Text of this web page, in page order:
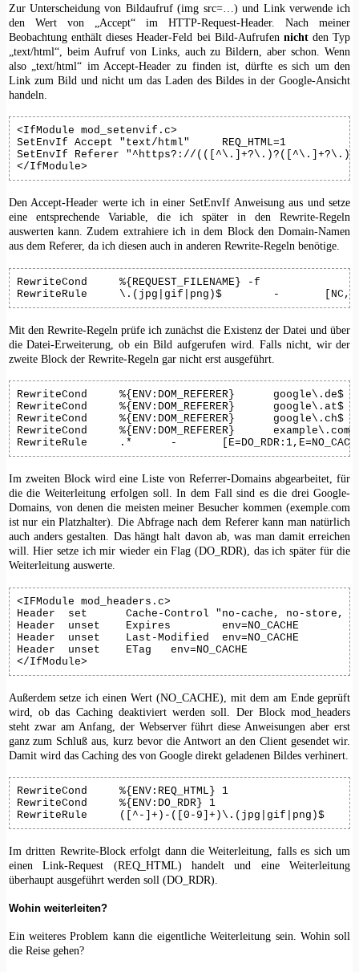
Zur Unterscheidung von Bildaufruf (img src=…) und Link verwende ich
den Wert von „Accept“ im HTTP-Request-Header. Nach meiner
Beobachtung enthält dieses Header-Feld bei Bild-Aufrufen nichtden Typ
„text/html“, beim Aufruf von Links, auch zu Bildern, aber schon. Wenn
also „text/html“ im Accept-Header zu finden ist, dürfte es sich um den
Link zum Bild und nicht um das Laden des Bildes in der Google-Ansicht
handeln.
<IfModule mod_setenvif.c>
SetEnvIf Accept "text/html"	REQ_HTML=1
SetEnvIf Referer "^https?://(([^\.]+?\.)?([^\.]+?\.)?[^\.]+?)/"
</IfModule>
Den Accept-Header werte ich in einer SetEnvIf Anweisung aus und setze
eine entsprechende Variable, die ich später in den Rewrite-Regeln
auswerten kann. Zudem extrahiere ich in dem Block den Domain-Namen
aus dem Referer, da ich diesen auch in anderen Rewrite-Regeln benötige.
RewriteCond	%{REQUEST_FILENAME} -f
RewriteRule	\.(jpg|gif|png)$	-
Mit den Rewrite-Regeln prüfe ich zunächst die Existenz der Datei und über
die Datei-Erweiterung, ob ein Bild aufgerufen wird. Falls nicht, wir der
zweite Block der Rewrite-Regeln gar nicht erst ausgeführt.
RewriteCond	%{ENV:DOM_REFERER}	google\.de$ [NC,OR]
RewriteCond	%{ENV:DOM_REFERER}	google\.at$ [NC,OR]
RewriteCond	%{ENV:DOM_REFERER}	google\.ch$ [NC,OR]
RewriteCond	%{ENV:DOM_REFERER}	example\.com
RewriteRule	.*	-
Im zweiten Block wird eine Liste von Referrer-Domains abgearbeitet, für
die die Weiterleitung erfolgen soll. In dem Fall sind es die drei Google-
Domains, von denen die meisten meiner Besucher kommen (exemple.com
ist nur ein Platzhalter). Die Abfrage nach dem Referer kann man natürlich
auch anders gestalten. Das hängt halt davon ab, was man damit erreichen
will. Hier setze ich mir wieder ein Flag (DO_RDR), das ich später für die
Weiterleitung auswerte.
<IFModule mod_headers.c>
Header	set	 Cache-Control "no-cache, no-store, must-revalidate"	env=NO_CACHE
Header	unset	 Expires	env=NO_CACHE
Header	unset	 Last-Modified	env=NO_CACHE
Header	unset	 ETag	env=NO_CACHE
</IfModule>
Außerdem setze ich einen Wert (NO_CACHE), mit dem am Ende geprüft
wird, ob das Caching deaktiviert werden soll. Der Block mod_headers
steht zwar am Anfang, der Webserver führt diese Anweisungen aber erst
ganz zum Schluß aus, kurz bevor die Antwort an den Client gesendet wir.
Damit wird das Caching des von Google direkt geladenen Bildes verhinert.
RewriteCond	%{ENV:REQ_HTML} 1
RewriteCond	%{ENV:DO_RDR} 1
Im dritten Rewrite-Block erfolgt dann die Weiterleitung, falls es sich um
einen Link-Request (REQ_HTML) handelt und eine Weiterleitung
überhaupt ausgeführt werden soll (DO_RDR).
Wohin weiterleiten?
Ein weiteres Problem kann die eigentliche Weiterleitung sein. Wohin soll
die Reise gehen?